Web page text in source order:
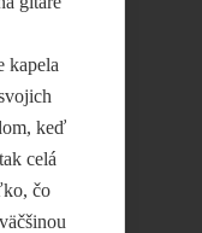
kapela
keď
celá
čo